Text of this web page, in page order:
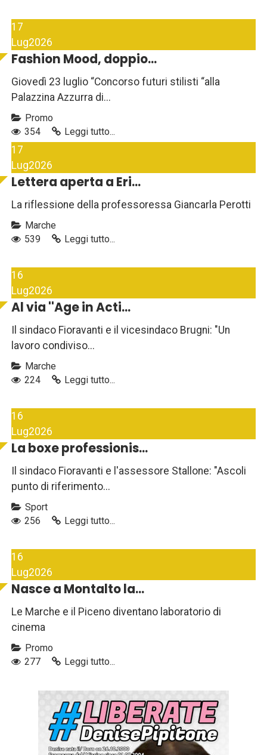
17
Lug2026
Fashion Mood, doppio...
Giovedì 23 luglio “Concorso futuri stilisti “alla
Palazzina Azzurra di...
Promo
354
Leggi tutto...
17
Lug2026
Lettera aperta a Eri...
La riflessione della professoressa Giancarla Perotti
Marche
539
Leggi tutto...
16
Lug2026
Al via ''Age in Acti...
Il sindaco Fioravanti e il vicesindaco Brugni: "Un
lavoro condiviso...
Marche
224
Leggi tutto...
16
Lug2026
La boxe professionis...
Il sindaco Fioravanti e l'assessore Stallone: "Ascoli
punto di riferimento...
Sport
256
Leggi tutto...
16
Lug2026
Nasce a Montalto la...
Le Marche e il Piceno diventano laboratorio di
cinema
Promo
277
Leggi tutto...